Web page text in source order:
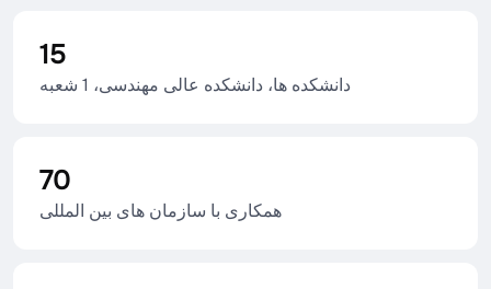
15
دانشکده ها، دانشکده عالی مهندسی، 1 شعبه
70
همکاری با سازمان های بین المللی